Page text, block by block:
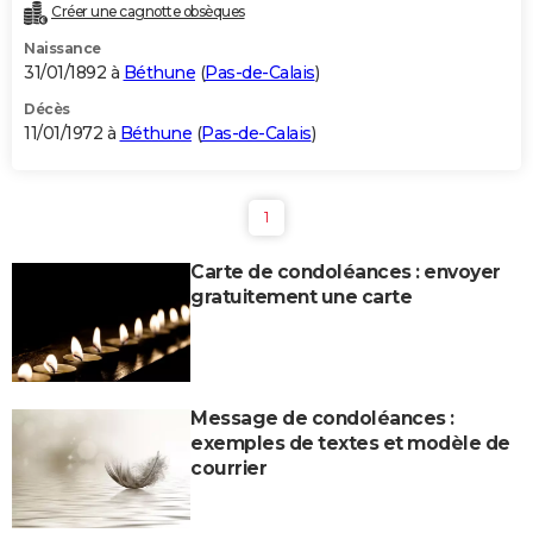
Créer une cagnotte obsèques
Naissance
31/01/1892 à Béthune (Pas-de-Calais)
Décès
11/01/1972 à Béthune (Pas-de-Calais)
1
Carte de condoléances : envoyer
gratuitement une carte
Message de condoléances :
exemples de textes et modèle de
courrier